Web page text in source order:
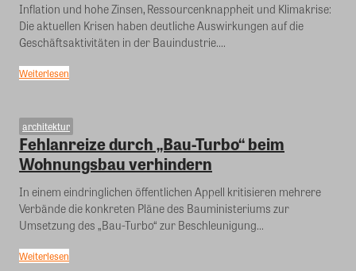
Inflation und hohe Zinsen, Ressourcenknappheit und Klimakrise:
Die aktuellen Krisen haben deutliche Auswirkungen auf die
Geschäftsaktivitäten in der Bauindustrie....
Weiterlesen
architektur
Fehlanreize durch „Bau-Turbo“ beim
Wohnungsbau verhindern
In einem eindringlichen öffentlichen Appell kritisieren mehrere
Verbände die konkreten Pläne des Bauministeriums zur
Umsetzung des „Bau-Turbo“ zur Beschleunigung...
Weiterlesen